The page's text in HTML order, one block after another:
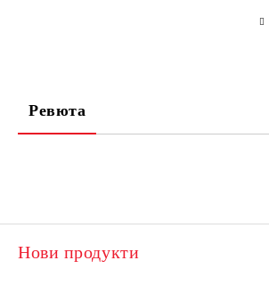
Ревюта
Нови продукти